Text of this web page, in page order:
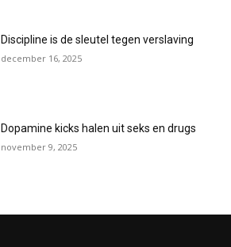
Discipline is de sleutel tegen verslaving
december 16, 2025
Dopamine kicks halen uit seks en drugs
november 9, 2025